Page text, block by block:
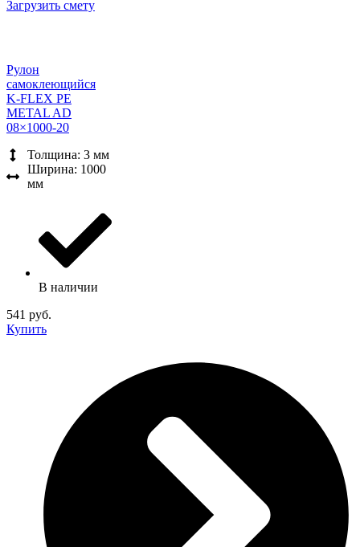
Загрузить смету
Рулон
самоклеющийся
K-FLEX PE
METAL AD
08×1000-20
Толщина: 3 мм
Ширина: 1000
мм
В наличии
541 руб.
Купить